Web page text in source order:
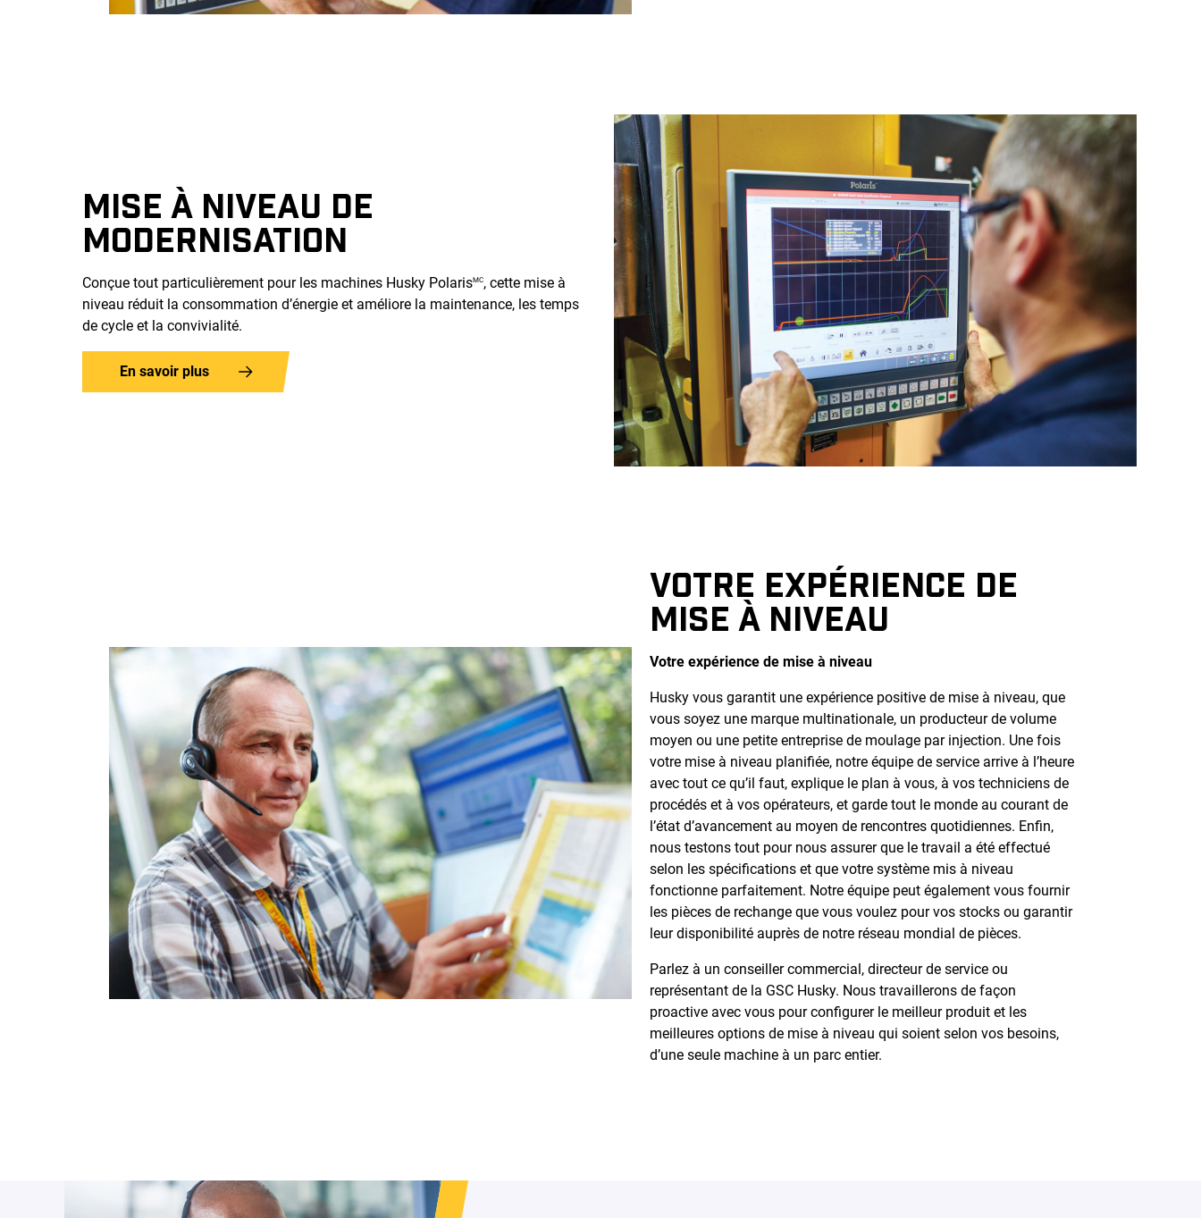
MISE À NIVEAU DE
MODERNISATION
Conçue tout particulièrement pour les machines Husky PolarisMC, cette mise à
niveau réduit la consommation d’énergie et améliore la maintenance, les temps
de cycle et la convivialité.
En savoir plus
VOTRE EXPÉRIENCE DE
MISE À NIVEAU
Votre expérience de mise à niveau
Husky vous garantit une expérience positive de mise à niveau, que
vous soyez une marque multinationale, un producteur de volume
moyen ou une petite entreprise de moulage par injection. Une fois
votre mise à niveau planifiée, notre équipe de service arrive à l’heure
avec tout ce qu’il faut, explique le plan à vous, à vos techniciens de
procédés et à vos opérateurs, et garde tout le monde au courant de
l’état d’avancement au moyen de rencontres quotidiennes. Enfin,
nous testons tout pour nous assurer que le travail a été effectué
selon les spécifications et que votre système mis à niveau
fonctionne parfaitement. Notre équipe peut également vous fournir
les pièces de rechange que vous voulez pour vos stocks ou garantir
leur disponibilité auprès de notre réseau mondial de pièces.
Parlez à un conseiller commercial, directeur de service ou
représentant de la GSC Husky. Nous travaillerons de façon
proactive avec vous pour configurer le meilleur produit et les
meilleures options de mise à niveau qui soient selon vos besoins,
d’une seule machine à un parc entier.